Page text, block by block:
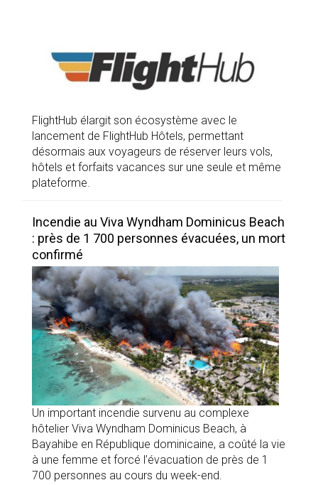
FlightHub élargit son écosystème avec le
lancement de FlightHub Hôtels, permettant
désormais aux voyageurs de réserver leurs vols,
hôtels et forfaits vacances sur une seule et même
plateforme.
Incendie au Viva Wyndham Dominicus Beach
: près de 1 700 personnes évacuées, un mort
confirmé
Un important incendie survenu au complexe
hôtelier Viva Wyndham Dominicus Beach, à
Bayahibe en République dominicaine, a coûté la vie
à une femme et forcé l’évacuation de près de 1
700 personnes au cours du week-end.